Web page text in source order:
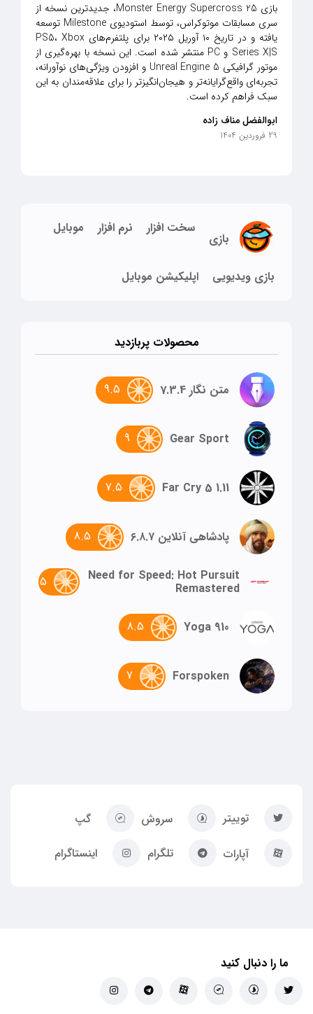
بازی Monster Energy Supercross 25، جدیدترین نسخه از
سری مسابقات موتوکراس، توسط استودیوی Milestone توسعه
یافته و در تاریخ ۱۰ آوریل ۲۰۲۵ برای پلتفرم‌های PS5، Xbox
Series X|S و PC منتشر شده است. این نسخه با بهره‌گیری از
موتور گرافیکی Unreal Engine 5 و افزودن ویژگی‌های نوآورانه،
تجربه‌ای واقع‌گرایانه‌تر و هیجان‌انگیزتر را برای علاقه‌مندان به این
سبک فراهم کرده است.​
ابوالفضل مناف زاده
29 فروردین 1404
بازی
سخت افزار نرم افزار موبایل
بازی ویدیویی اپلیکیشن موبایل
محصولات پربازدید
متن نگار 7.3.4 9.5
Gear Sport
9
Far Cry 5 1.11
7.5
پادشاهی آنلاین ۶.۸.۷ 8.5
Need for Speed: Hot Pursuit
Remastered
7.5
Yoga 910
8.5
Forspoken
7
توییتر سروش
گپ
آپارات
تلگرام اینستاگرام
ما را دنبال کنید